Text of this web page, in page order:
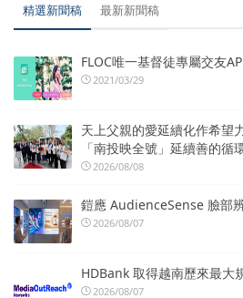
精選新聞稿 最新新聞稿
FLOC唯一基督徒專屬交友
2021/03/29
天上父親的愛延續化作希望
「南投映全號」延續善的循
2026/08/08
鎧應 AudienceSense 臉部
2026/08/07
HDBank 取得越南歷來最大
2026/08/07